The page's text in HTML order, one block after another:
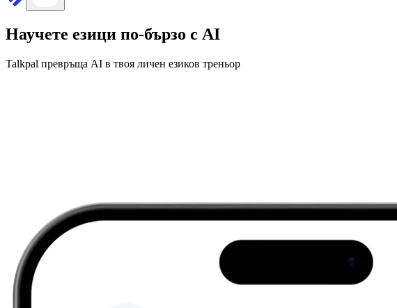
Научете езици по-бързо с AI
Talkpal превръща AI в твоя личен езиков треньор